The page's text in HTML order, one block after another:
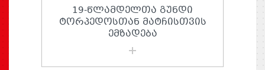
19-ᲬᲚᲐᲛᲓᲔᲚᲗᲐ ᲒᲣᲜᲓᲘ
ᲢᲝᲠᲞᲔᲓᲝᲡᲗᲐᲜ ᲛᲐᲢᲩᲘᲡᲗᲕᲘᲡ
ᲔᲛᲖᲐᲓᲔᲑᲐ